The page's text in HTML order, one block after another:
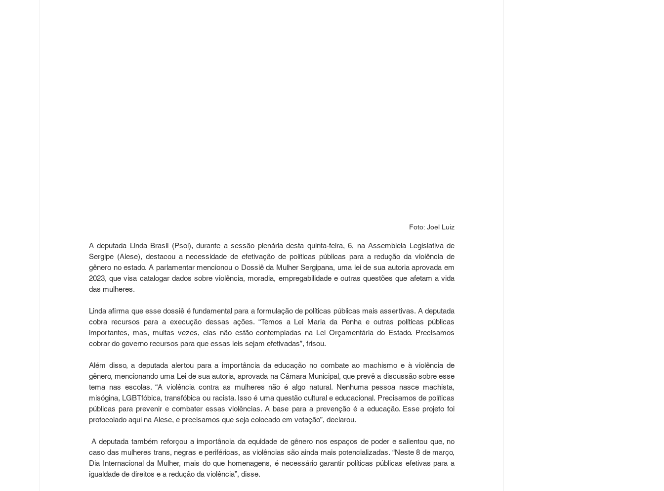
Foto: Joel Luiz
A deputada Linda Brasil (Psol), durante a sessão plenária desta quinta-feira, 6, na Assembleia Legislativa de
Sergipe (Alese), destacou a necessidade de efetivação de políticas públicas para a redução da violência de
gênero no estado. A parlamentar mencionou o Dossiê da Mulher Sergipana, uma lei de sua autoria aprovada em
2023, que visa catalogar dados sobre violência, moradia, empregabilidade e outras questões que afetam a vida
das mulheres.
Linda afirma que esse dossiê é fundamental para a formulação de políticas públicas mais assertivas. A deputada
cobra recursos para a execução dessas ações. “Temos a Lei Maria da Penha e outras políticas públicas
importantes, mas, muitas vezes, elas não estão contempladas na Lei Orçamentária do Estado. Precisamos
cobrar do governo recursos para que essas leis sejam efetivadas”, frisou.
Além disso, a deputada alertou para a importância da educação no combate ao machismo e à violência de
gênero, mencionando uma Lei de sua autoria, aprovada na Câmara Municipal, que prevê a discussão sobre esse
tema nas escolas. “A violência contra as mulheres não é algo natural. Nenhuma pessoa nasce machista,
misógina, LGBTfóbica, transfóbica ou racista. Isso é uma questão cultural e educacional. Precisamos de políticas
públicas para prevenir e combater essas violências. A base para a prevenção é a educação. Esse projeto foi
protocolado aqui na Alese, e precisamos que seja colocado em votação”, declarou.
A deputada também reforçou a importância da equidade de gênero nos espaços de poder e salientou que, no
caso das mulheres trans, negras e periféricas, as violências são ainda mais potencializadas. “Neste 8 de março,
Dia Internacional da Mulher, mais do que homenagens, é necessário garantir políticas públicas efetivas para a
igualdade de direitos e a redução da violência”, disse.